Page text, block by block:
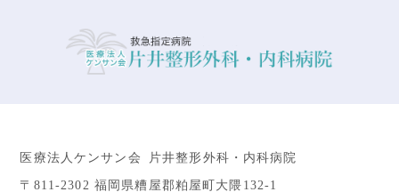
医療法人ケンサン会 片井整形外科・内科病院
〒811-2302 福岡県糟屋郡粕屋町大隈132-1